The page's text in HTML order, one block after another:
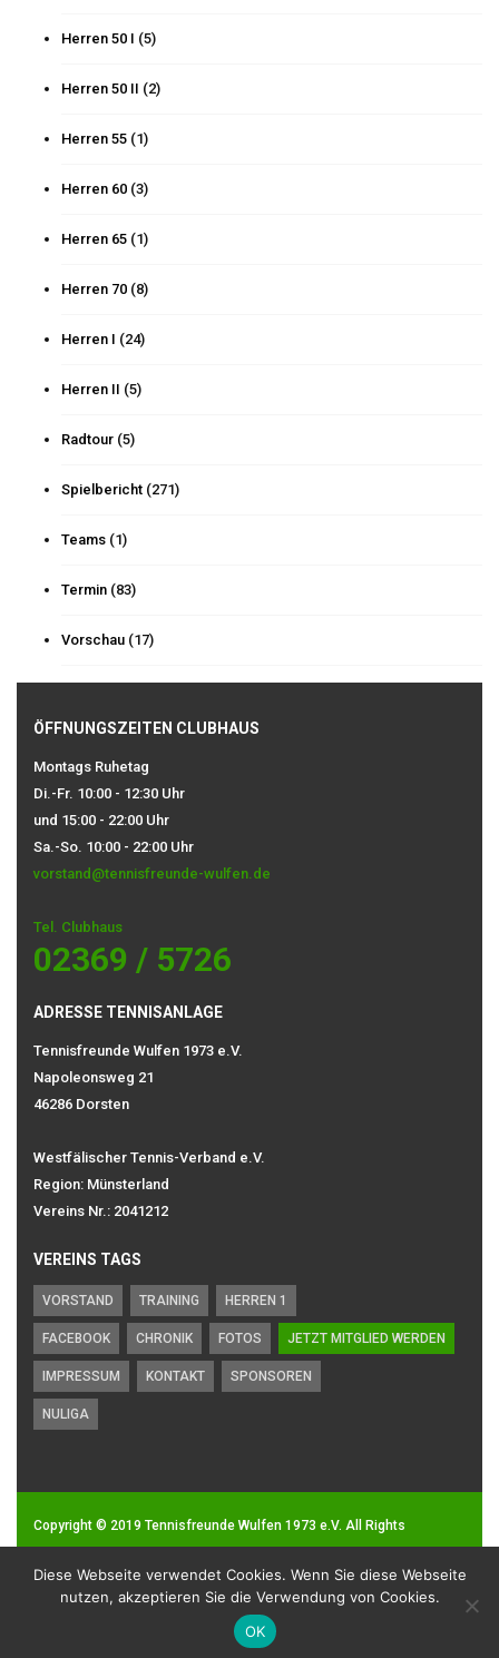
Herren 50 I (5)
Herren 50 II (2)
Herren 55 (1)
Herren 60 (3)
Herren 65 (1)
Herren 70 (8)
Herren I (24)
Herren II (5)
Radtour (5)
Spielbericht (271)
Teams (1)
Termin (83)
Vorschau (17)
ÖFFNUNGSZEITEN CLUBHAUS
Montags Ruhetag
Di.-Fr. 10:00 - 12:30 Uhr
und 15:00 - 22:00 Uhr
Sa.-So. 10:00 - 22:00 Uhr
vorstand@tennisfreunde-wulfen.de
Tel. Clubhaus
02369 / 5726
ADRESSE TENNISANLAGE
Tennisfreunde Wulfen 1973 e.V.
Napoleonsweg 21
46286 Dorsten
Westfälischer Tennis-Verband e.V.
Region: Münsterland
Vereins Nr.: 2041212
VEREINS TAGS
VORSTAND TRAINING HERREN 1
FACEBOOK CHRONIK FOTOS JETZT MITGLIED WERDEN
IMPRESSUM KONTAKT SPONSOREN
NULIGA
Copyright © 2019 Tennisfreunde Wulfen 1973 e.V. All Rights
Impressum| Datenschutz
Diese Webseite verwendet Cookies. Wenn Sie diese Webseite
nutzen, akzeptieren Sie die Verwendung von Cookies.
OK